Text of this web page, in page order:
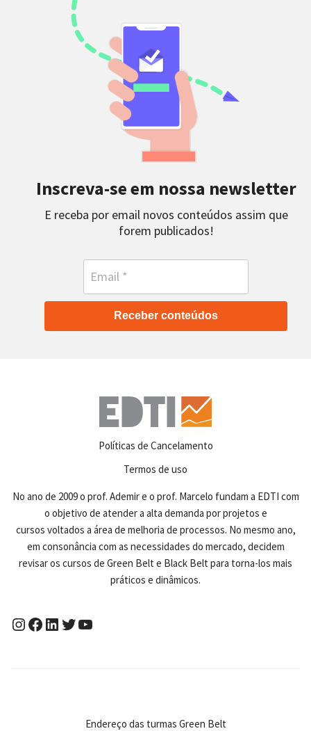
Inscreva-se em nossa newsletter
E receba por email novos conteúdos assim que
forem publicados!
Receber conteúdos
Políticas de Cancelamento
Termos de uso
No ano de 2009 o prof. Ademir e o prof. Marcelo fundam a EDTI com
o objetivo de atender a alta demanda por projetos e
cursos voltados a área de melhoria de processos. No mesmo ano,
em consonância com as necessidades do mercado, decidem
revisar os cursos de Green Belt e Black Belt para torna-los mais
práticos e dinâmicos.
Endereço das turmas Green Belt